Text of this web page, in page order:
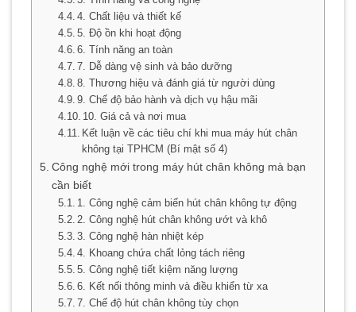
4. Chất liệu và thiết kế
5. Độ ồn khi hoạt động
6. Tính năng an toàn
7. Dễ dàng vệ sinh và bảo dưỡng
8. Thương hiệu và đánh giá từ người dùng
9. Chế độ bảo hành và dịch vụ hậu mãi
10. Giá cả và nơi mua
Kết luận về các tiêu chí khi mua máy hút chân
không tại TPHCM (Bí mật số 4)
Công nghệ mới trong máy hút chân không mà bạn
cần biết
1. Công nghệ cảm biến hút chân không tự động
2. Công nghệ hút chân không ướt và khô
3. Công nghệ hàn nhiệt kép
4. Khoang chứa chất lỏng tách riêng
5. Công nghệ tiết kiệm năng lượng
6. Kết nối thông minh và điều khiển từ xa
7. Chế độ hút chân không tùy chọn